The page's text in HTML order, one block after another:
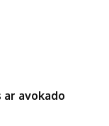
avokado